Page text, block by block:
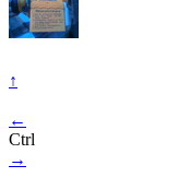
↑
←
Ctrl
→